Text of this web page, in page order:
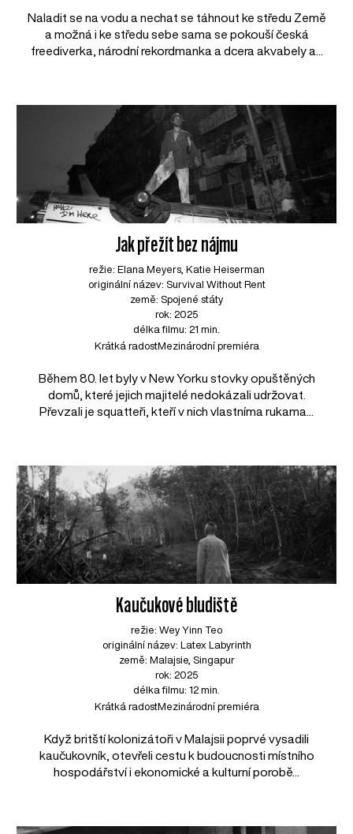
Naladit se na vodu a nechat se táhnout ke středu Země
a možná i ke středu sebe sama se pokouší česká
freediverka, národní rekordmanka a dcera akvabely a...
Jak přežít bez nájmu
režie: Elana Meyers, Katie Heiserman
originální název: Survival Without Rent
země: Spojené státy
rok: 2025
délka filmu: 21 min.
Krátká radostMezinárodní premiéra
Během 80. let byly v New Yorku stovky opuštěných
domů, které jejich majitelé nedokázali udržovat.
Převzali je squatteři, kteří v nich vlastníma rukama...
Kaučukové bludiště
režie: Wey Yinn Teo
originální název: Latex Labyrinth
země: Malajsie, Singapur
rok: 2025
délka filmu: 12 min.
Krátká radostMezinárodní premiéra
Když britští kolonizátoři v Malajsii poprvé vysadili
kaučukovník, otevřeli cestu k budoucnosti místního
hospodářství i ekonomické a kulturní porobě...